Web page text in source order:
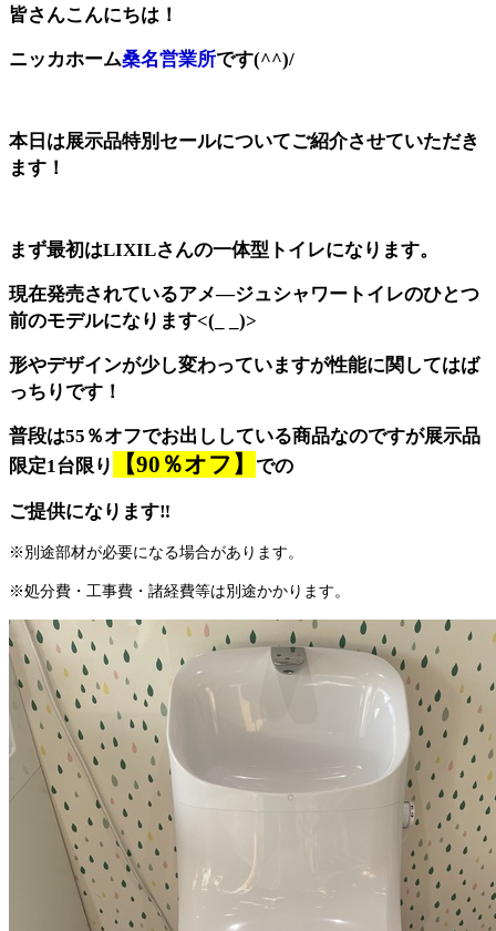
皆さんこんにちは！
ニッカホーム桑名営業所です(^^)/
本日は展示品特別セールについてご紹介させていただき
ます！
まず最初はLIXILさんの一体型トイレになります。
現在発売されているアメ―ジュシャワートイレのひとつ
前のモデルになります<(_ _)>
形やデザインが少し変わっていますが性能に関してはば
っちりです！
普段は55％オフでお出ししている商品なのですが展示品
限定1台限り
【90％オフ】 での
ご提供になります‼
※別途部材が必要になる場合があります。
※処分費・工事費・諸経費等は別途かかります。